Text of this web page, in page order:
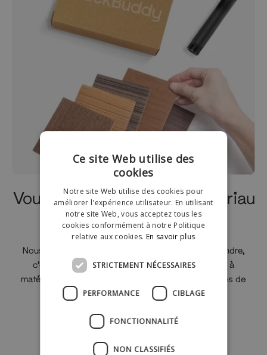
Vous ne savez pas quel matériau
choisir?
Nous savons que c'est une décision difficile à prendre,
c'est pourquoi nous avons créé une petite boîte à
matériaux qui contient les échantillons de nos types de
bois et de tuyaux.
Acheter un échantillon de couleur
Ce site Web utilise des
cookies
Notre site Web utilise des cookies pour
améliorer l'expérience utilisateur. En utilisant
notre site Web, vous acceptez tous les
cookies conformément à notre Politique
relative aux cookies.En savoir plus
STRICTEMENT NÉCESSAIRES
PERFORMANCE CIBLAGE
FONCTIONNALITÉ
NON CLASSIFIÉS